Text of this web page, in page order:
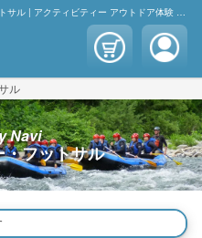
サッカー・フットサル | 全国のサッカー・フットサル | アクティビティー アウトドア体験 観光 宿泊 | ホリデイナビ
ル
Navi
・フットサル